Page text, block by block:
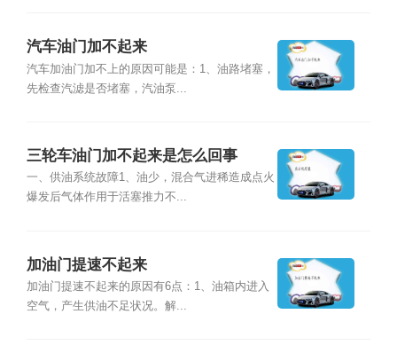
汽车油门加不起来
汽车加油门加不上的原因可能是：1、油路堵塞，
先检查汽滤是否堵塞，汽油泵...
三轮车油门加不起来是怎么回事
一、供油系统故障1、油少，混合气进稀造成点火
爆发后气体作用于活塞推力不...
加油门提速不起来
加油门提速不起来的原因有6点：1、油箱内进入
空气，产生供油不足状况。解...